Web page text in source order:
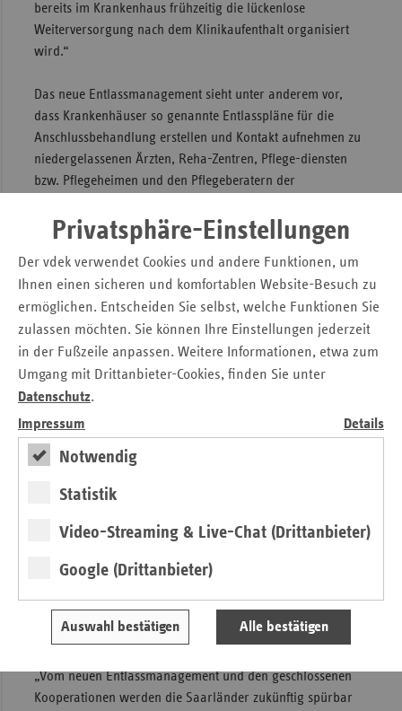
Privatsphäre-Einstellungen
Der vdek verwendet Cookies und andere Funktionen, um
Ihnen einen sicheren und komfortablen Website-Besuch zu
ermöglichen. Entscheiden Sie selbst, welche Funktionen Sie
zulassen möchten. Sie können Ihre Einstellungen jederzeit
in der Fußzeile anpassen. Weitere Informationen, etwa zum
Umgang mit Drittanbieter-Cookies, finden Sie unter
Datenschutz.
Impressum
Details
Notwendig
Statistik
Video-Streaming & Live-Chat (Drittanbieter)
Google (Drittanbieter)
Auswahl bestätigen Alle bestätigen
bereits im Krankenhaus frühzeitig die lückenlose
Weiterversorgung nach dem Klinikaufenthalt organisiert
wird.“
Das neue Entlassmanagement sieht unter anderem vor,
dass Krankenhäuser so genannte Entlasspläne für die
Anschlussbehandlung erstellen und Kontakt aufnehmen zu
niedergelassenen Ärzten, Reha-Zentren, Pflege-diensten
bzw. Pflegeheimen und den Pflegeberatern der
dabei von den gesetzlichen Kranken- und Pflegekassen.
Kliniken können Arzneimittel für bis zu sieben Tage
verordnen, ebenso wie Heilmittel, etwa ein Rollator, oder
Hilfsmittel, wie Ergo- oder Soziotherapie. Nun können die
Kliniken ebenfalls Krank-schreibungen von bis zu sieben
Tagen ausstellen.
Saarpfalz-Kreis Vorreiter in Sachen Entlassmanagement
Einer der bundesweit ersten Verträge zwischen einer Klinik
und einem Pflegestützpunkt zum Entlassmanagement ist im
Saarpfalz-Kreis entstanden. Die Kooperation zwischen dem
Pflegestützpunkt Saarpfalz und dem Kreiskrankenhaus St.
geschlossen worden. Helga Setz, Geschäftsführerin des
Pflegestützpunktes sowie Referatsleiterin Pflege bei der
Geschäftsführer des Kreiskrankenhauses St. Ingbert und der
Gallo, haben die Kooperation bereits Mitte September
geschlossen.
„Vom neuen Entlassmanagement und den geschlossenen
Kooperationen werden die Saarländer zukünftig spürbar